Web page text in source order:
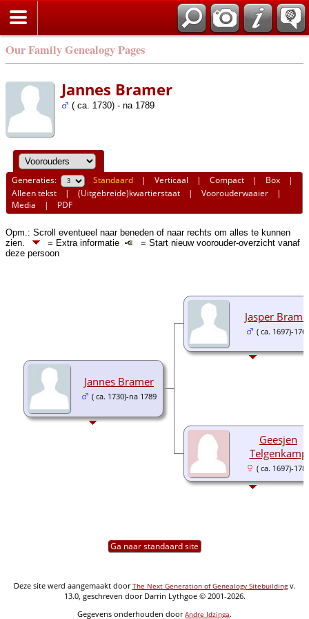
Our Family Genealogy Pages
Jannes Bramer
( ca. 1730) - na 1789
Generaties: Standaard |Verticaal |Compact | Box |
Alleen tekst |(Uitgebreide)kwartierstaat |Voorouderwaaier |
Media | PDF
Opm.: Scroll eventueel naar beneden of naar rechts om alles te kunnen
zien.
= Extra informatie
= Start nieuw voorouder-overzicht vanaf
deze persoon
Jannes Bramer
( ca. 1730)-na 1789
Jasper
( ca. 1697)-
Geesjen
Telgenkamp
( ca. 1697)-
Ga naar standaard site
Deze site werd aangemaakt doorThe Next Generation of Genealogy Sitebuildingv.
13.0, geschreven door Darrin Lythgoe © 2001-2026.
Gegevens onderhouden doorAndre Idzinga.